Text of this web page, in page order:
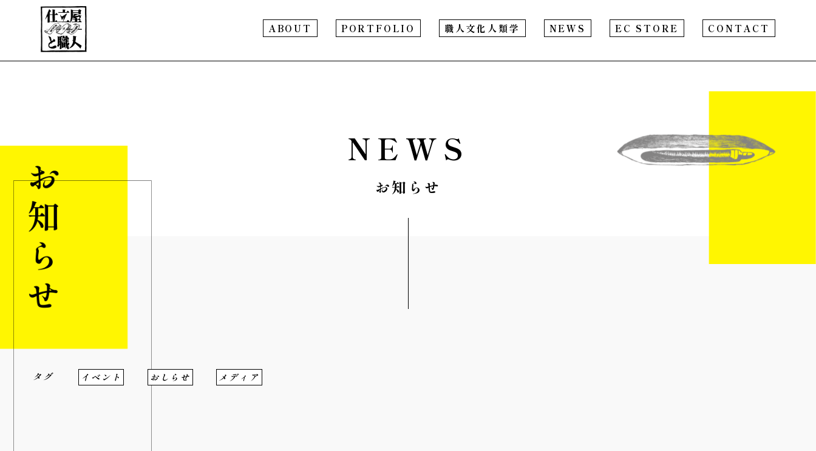
ABOUT PORTFOLIO 職人文化人類学 NEWS EC STORE CONTACT
NEWS
お知らせ
タグ イベント おしらせ メディア